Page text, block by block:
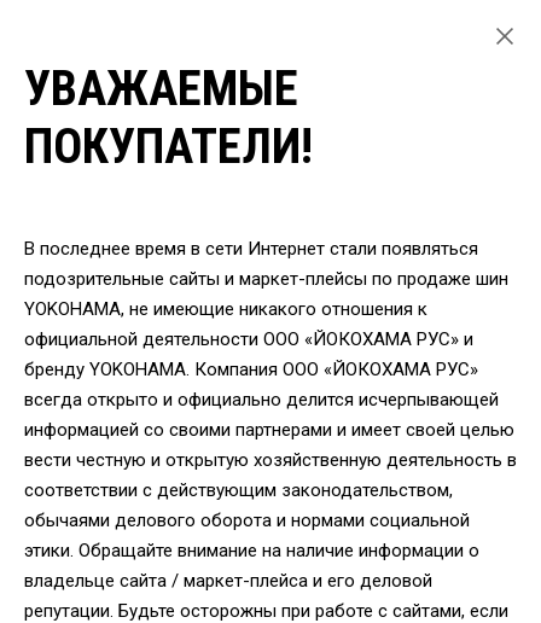
ЗИМНИЕ ШИНЫ YOKOHAMA ДЛЯ ЛЕГКОВЫХ АВТОМОБИЛЕЙ
ВЕРНУТЬСЯ
Шины Yokohama G075
245/50 R20 102Q
УВАЖАЕМЫЕ
ПОКУПАТЕЛИ!
В последнее время в сети Интернет стали появляться
подозрительные сайты и маркет-плейсы по продаже шин
YOKOHAMA, не имеющие никакого отношения к
официальной деятельности ООО «ЙОКОХАМА РУС» и
бренду YOKOHAMA. Компания ООО «ЙОКОХАМА РУС»
всегда открыто и официально делится исчерпывающей
информацией со своими партнерами и имеет своей целью
вести честную и открытую хозяйственную деятельность в
соответствии с действующим законодательством,
обычаями делового оборота и нормами социальной
этики. Обращайте внимание на наличие информации о
владельце сайта / маркет-плейса и его деловой
репутации. Будьте осторожны при работе с сайтами, если